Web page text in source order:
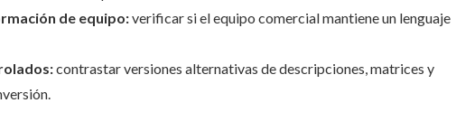
de equipo:verificar si el equipo comercial mantiene un lenguaje
contrastar versiones alternativas de descripciones, matrices y